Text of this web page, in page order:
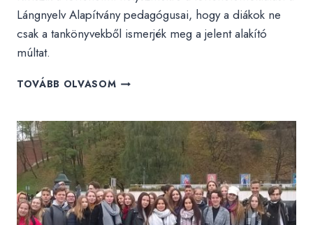
Lángnyelv Alapítvány pedagógusai, hogy a diákok ne
csak a tankönyvekből ismerjék meg a jelent alakító
múltat.
TOVÁBB OLVASOM VELÜNK